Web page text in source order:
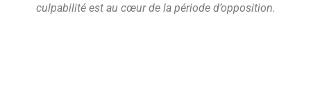
culpabilité est au cœur de la période d’opposition.